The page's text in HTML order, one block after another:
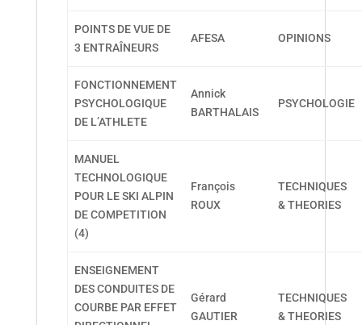
POINTS DE VUE DE
3 ENTRAÎNEURS
AFESA OPINIONS
FONCTIONNEMENT
PSYCHOLOGIQUE
DE L’ATHLETE
Annick
BARTHALAIS
PSYCHOLOGIE
MANUEL
TECHNOLOGIQUE
POUR LE SKI ALPIN
DE COMPETITION
(4)
François
ROUX
TECHNIQUES
& THEORIES
ENSEIGNEMENT
DES CONDUITES DE
COURBE PAR EFFET
Gérard
GAUTIER
TECHNIQUES
& THEORIES